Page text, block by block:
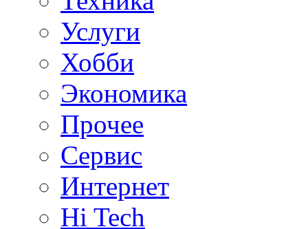
Услуги
Хобби
Экономика
Прочее
Сервис
Интернет
Hi Tech